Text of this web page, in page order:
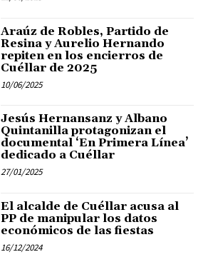
Araúz de Robles, Partido de
Resina y Aurelio Hernando
repiten en los encierros de
Cuéllar de 2025
10/06/2025
Jesús Hernansanz y Albano
Quintanilla protagonizan el
documental ‘En Primera Línea’
dedicado a Cuéllar
27/01/2025
El alcalde de Cuéllar acusa al
PP de manipular los datos
económicos de las fiestas
16/12/2024